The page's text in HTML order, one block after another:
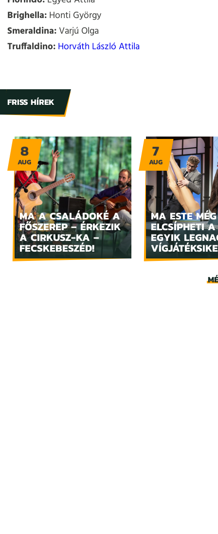
Brighella:Honti György
Smeraldina:Varjú Olga
Truffaldino:Horváth László Attila
FRISS HÍREK
MA A CSALÁDOKÉ A
FŐSZEREP – ÉRKEZIK
A CIRKUSZ-KA –
FECSKEBESZÉD!
8
AUG
MA ESTE MÉG
ELCSÍPHETI
EGYIK
7
AUG